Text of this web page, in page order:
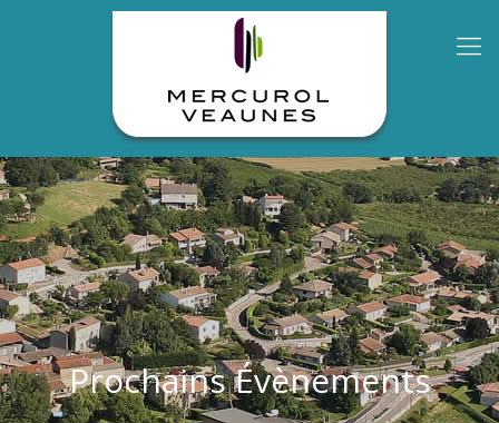
Prochains Évènements